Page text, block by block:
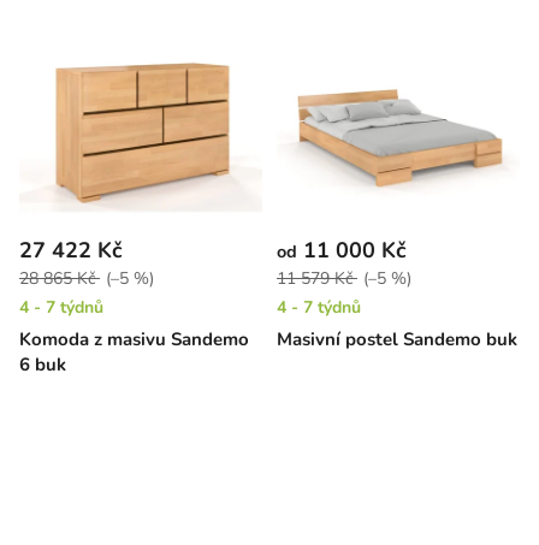
Komoda z masivu Sandemo
6 buk
27 422 Kč
28 865 Kč (–5 %)
4 - 7 týdnů
Masivní postel Sandemo buk
od 11 000 Kč
11 579 Kč (–5 %)
4 - 7 týdnů